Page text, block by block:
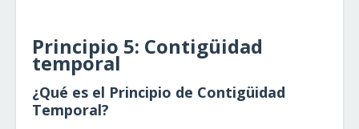
Principio 5: Contigüidad
temporal
¿Qué es el Principio de Contigüidad
Temporal?